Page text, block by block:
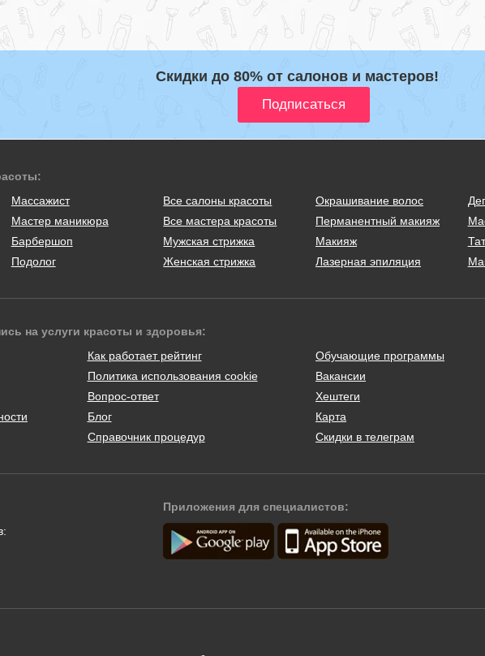
Скидки до 80% от салонов и мастеров!
Массажист
Мастер маникюра
Барбершоп
Подолог
Все салоны красоты
Все мастера красоты
Мужская стрижка
Женская стрижка
Окрашивание волос
Перманентный макияж
Макияж
Лазерная эпиляция
на услуги красоты и здоровья:
Как работает рейтинг
Политика использования cookie
Вопрос-ответ
Блог
Справочник процедур
Обучающие программы
Вакансии
Хештеги
Карта
Скидки в телеграм
Приложения для специалистов: